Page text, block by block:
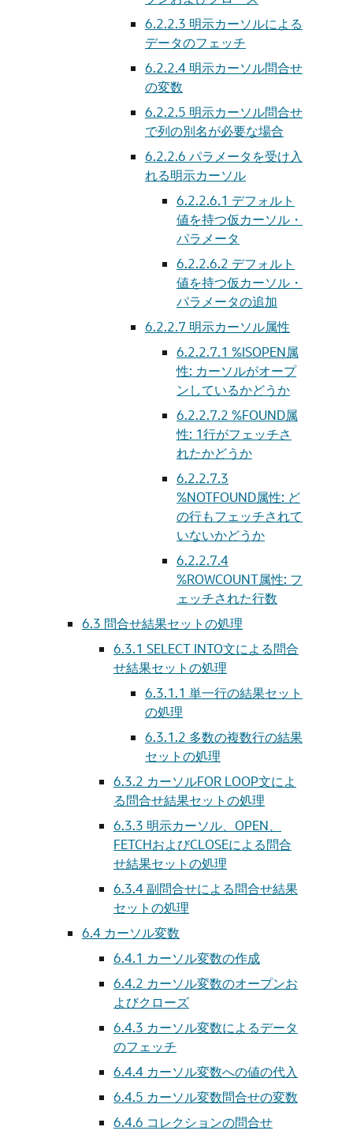
6.2.2.3 明示カーソルによる
データのフェッチ
6.2.2.4 明示カーソル問合せ
の変数
6.2.2.5 明示カーソル問合せ
で列の別名が必要な場合
6.2.2.6 パラメータを受け入
れる明示カーソル
6.2.2.6.1 デフォルト
値を持つ仮カーソル・
パラメータ
6.2.2.6.2 デフォルト
値を持つ仮カーソル・
パラメータの追加
6.2.2.7 明示カーソル属性
6.2.2.7.1 %ISOPEN属
性: カーソルがオープ
ンしているかどうか
6.2.2.7.2 %FOUND属
性: 1行がフェッチさ
れたかどうか
6.2.2.7.3
%NOTFOUND属性: ど
の行もフェッチされて
いないかどうか
6.2.2.7.4
%ROWCOUNT属性: フ
ェッチされた行数
6.3 問合せ結果セットの処理
6.3.1 SELECT INTO文による問合
せ結果セットの処理
6.3.1.1 単一行の結果セット
の処理
6.3.1.2 多数の複数行の結果
セットの処理
6.3.2 カーソルFOR LOOP文によ
る問合せ結果セットの処理
6.3.3 明示カーソル、OPEN、
FETCHおよびCLOSEによる問合
せ結果セットの処理
6.3.4副問合せによる問合せ結果
セットの処理
6.4 カーソル変数
6.4.1 カーソル変数の作成
6.4.2 カーソル変数のオープンお
よびクローズ
6.4.3 カーソル変数によるデータ
のフェッチ
6.4.4 カーソル変数への値の代入
6.4.5 カーソル変数問合せの変数
6.4.6 コレクションの問合せ